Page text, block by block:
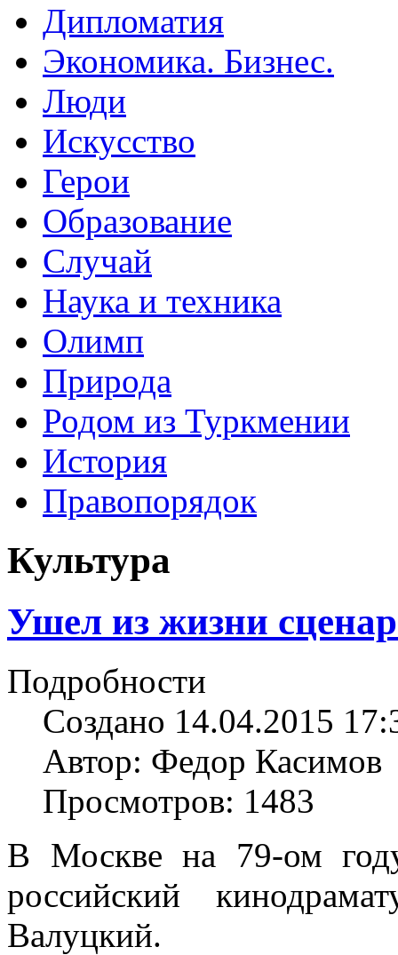
Дипломатия
Экономика. Бизнес.
Люди
Искусство
Герои
Образование
Случай
Наука и техника
Олимп
Природа
Родом из Туркмении
История
Правопорядок
Культура
Ушел из жизни
Подробности
Создано 14.04.2015
Автор: Федор Касимов
Просмотров: 1483
В Москве на 79-ом
российский
Валуцкий.